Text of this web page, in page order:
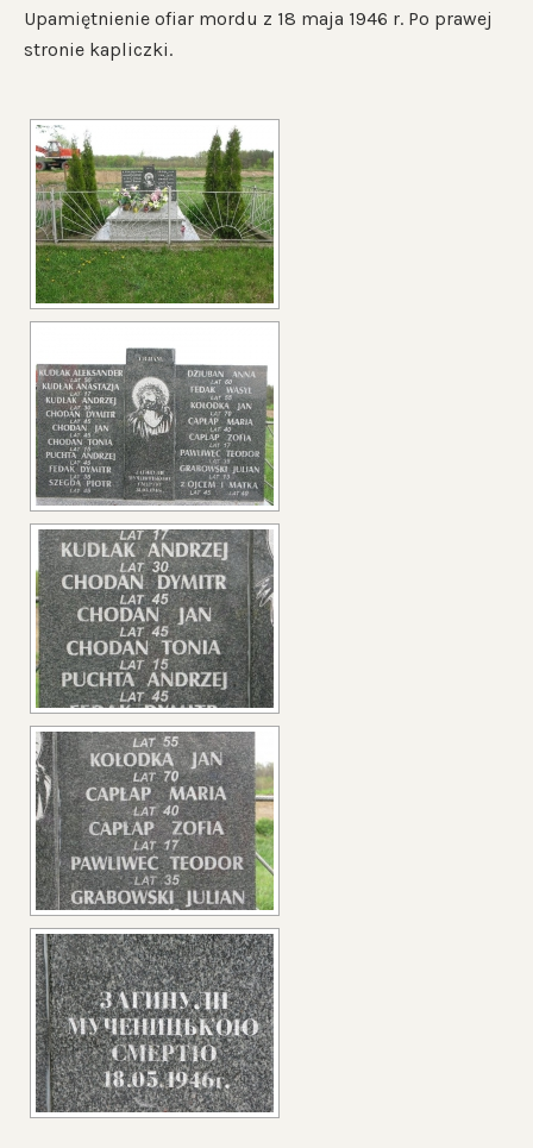
Upamiętnienie ofiar mordu z 18 maja 1946 r. Po prawej
stronie kapliczki.